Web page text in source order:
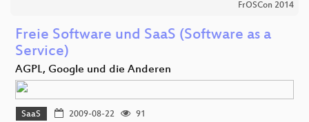
FrOSCon 2014
Freie Software und SaaS (Software as a
Service)
AGPL, Google und die Anderen
SaaS 2009-08-22
91